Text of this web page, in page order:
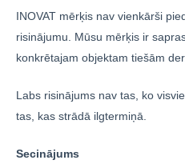
INOVAT mērķis nav vienkārši
risinājumu. Mūsu mērķis ir
konkrētajam objektam tiešām der.
Labs risinājums nav tas, ko
tas, kas strādā ilgtermiņā.
Secinājums